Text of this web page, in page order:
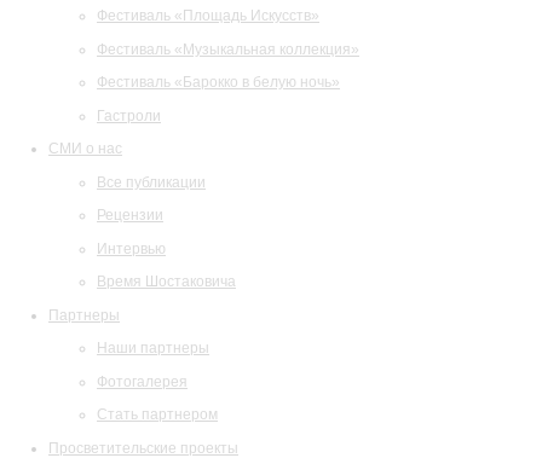
Фестиваль «Площадь Искусств»
Фестиваль «Музыкальная коллекция»
Фестиваль «Барокко в белую ночь»
Гастроли
СМИ о нас
Все публикации
Рецензии
Интервью
Время Шостаковича
Партнеры
Наши партнеры
Фотогалерея
Стать партнером
Просветительские проекты